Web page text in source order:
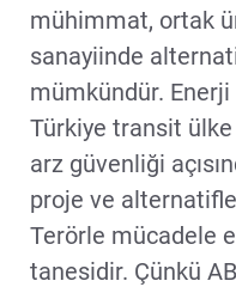
mühimmat, ortak
sanayiinde
mümkündür.
Türkiye transit
arz güvenliği
proje ve
Terörle mücadele
tanesidir. Çünkü